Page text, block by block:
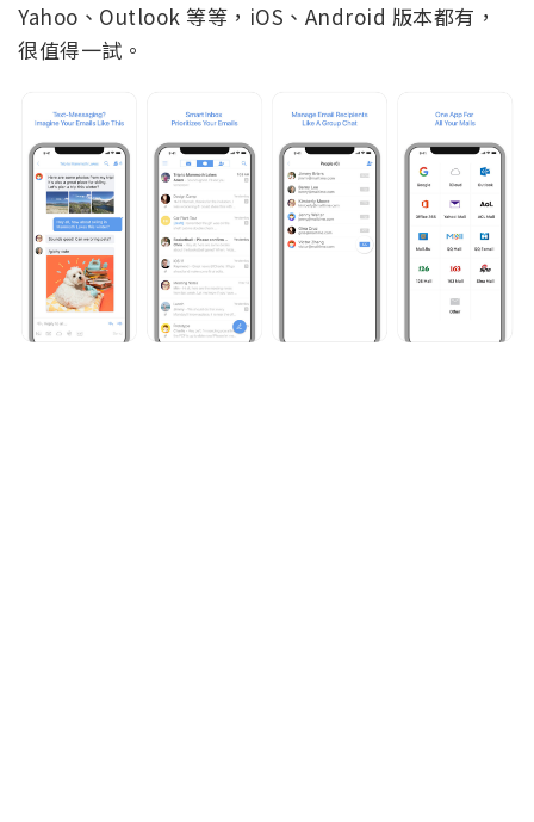
Yahoo、Outlook 等等，iOS、Android 版本都有，
很值得一試。